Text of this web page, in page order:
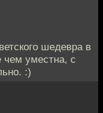
шедевра в
чем уместна, с
:)